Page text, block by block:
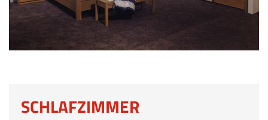
SCHLAFZIMMER